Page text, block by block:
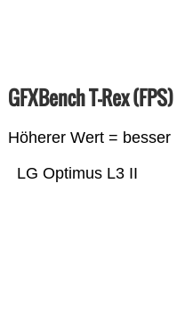
GFXBench T-Rex (FPS)
Höherer Wert = besser
LG Optimus L3 II